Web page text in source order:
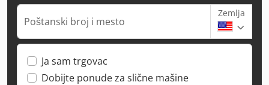
Poštanski broj i mesto
Zemlja
Ja sam trgovac
Dobijte ponude za slične mašine